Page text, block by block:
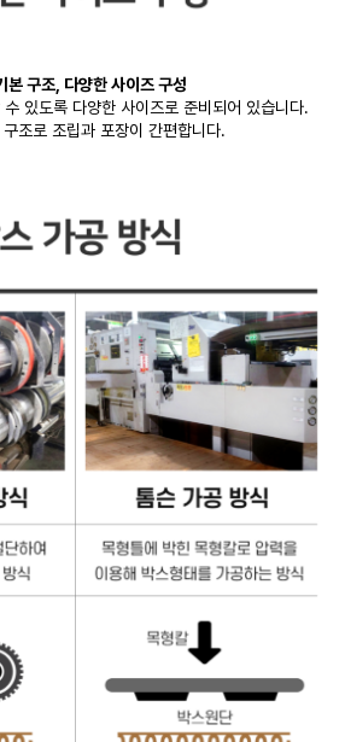
본 구조, 다양한 사이즈 구성
있도록 다양한 사이즈로 준비되어 있습니다.
조로 조립과 포장이 간편합니다.